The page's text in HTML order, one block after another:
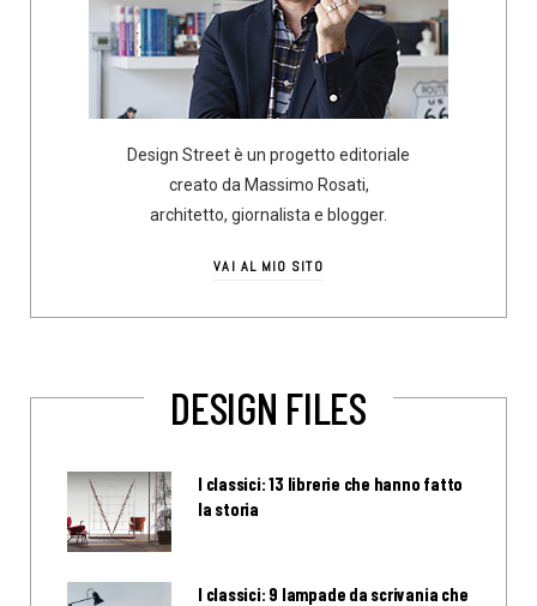
Design Street è un progetto editoriale
creato da Massimo Rosati,
architetto, giornalista e blogger.
VAI AL MIO SITO
DESIGN FILES
I classici: 13 librerie che hanno fatto
la storia
I classici: 9 lampade da scrivania che